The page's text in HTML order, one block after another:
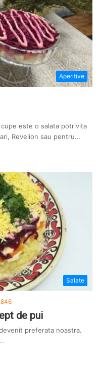
Aperitive
este o salata potrivita
Revelion sau pentru…
Salate
de pui
preferata noastra.